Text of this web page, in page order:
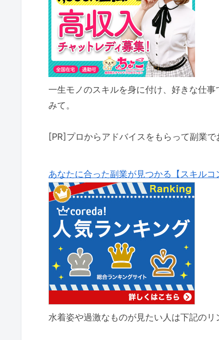
一生モノのスキルを身に付け、好きな仕
みて。
[PR]プロからアドバイスをもらって副業
あなたに合った副業が見つかる【スキルコ
水着姿や過激なものが見たい人は下記の